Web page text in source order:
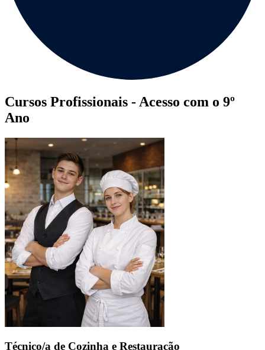
Cursos Profissionais - Acesso com o 9º
Ano
Técnico/a de Cozinha e Restauração